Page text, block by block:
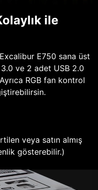
ile
E750 sana üst
ve 2 adet USB 2.0
RGB fan kontrol
veya satın almış
gösterebilir.)